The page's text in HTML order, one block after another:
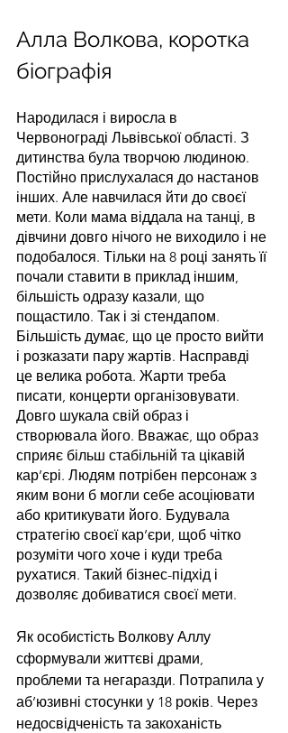
Алла Волкова, коротка
біографія
Народилася і виросла в
Червонограді Львівської області. З
дитинства була творчою людиною.
Постійно прислухалася до настанов
інших. Але навчилася йти до своєї
мети. Коли мама віддала на танці, в
дівчини довго нічого не виходило і не
подобалося. Тільки на 8 році занять її
почали ставити в приклад іншим,
більшість одразу казали, що
пощастило. Так і зі стендапом.
Більшість думає, що це просто вийти
і розказати пару жартів. Насправді
це велика робота. Жарти треба
писати, концерти організовувати.
Довго шукала свій образ і
створювала його. Вважає, що образ
сприяє більш стабільній та цікавій
кар’єрі. Людям потрібен персонаж з
яким вони б могли себе асоціювати
або критикувати його. Будувала
стратегію своєї кар’єри, щоб чітко
розуміти чого хоче і куди треба
рухатися. Такий бізнес-підхід і
дозволяє добиватися своєї мети.
Як особистість Волкову Аллу
сформували життєві драми,
проблеми та негаразди. Потрапила у
аб’юзивні стосунки у 18 років. Через
недосвідченість та закоханість